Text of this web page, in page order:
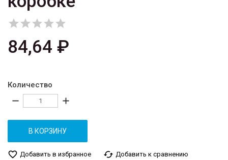

84,64 ₽
Количество
remove add
В КОРЗИНУ
favorite_border Добавить в избранное cached Добавить к сравнению